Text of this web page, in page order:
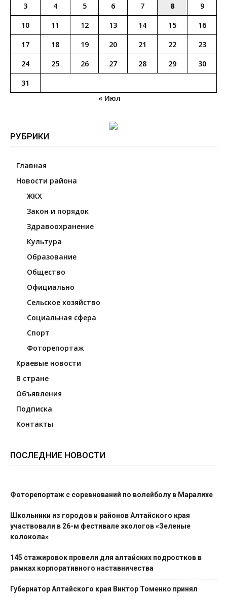
3
4 5 6 7 8
9
10
11 12 13 14 15
16
17
18 19 20 21 22
23
24
25 26 27 28 29
30
31
« Июл
РУБРИКИ
Главная
Новости района
ЖКХ
Закон и порядок
Здравоохранение
Культура
Образование
Общество
Официально
Сельское хозяйство
Социальная сфера
Спорт
Фоторепортаж
Краевые новости
В стране
Объявления
Подписка
Контакты
ПОСЛЕДНИЕ НОВОСТИ
Фоторепортаж с соревнований по волейболу в Маралихе
Школьники из городов и районов Алтайского края
участвовали в 26-м фестивале экологов «Зеленые
колокола»
145 стажировок провели для алтайских подростков в
рамках корпоративного наставничества
Губернатор Алтайского края Виктор Томенко принял